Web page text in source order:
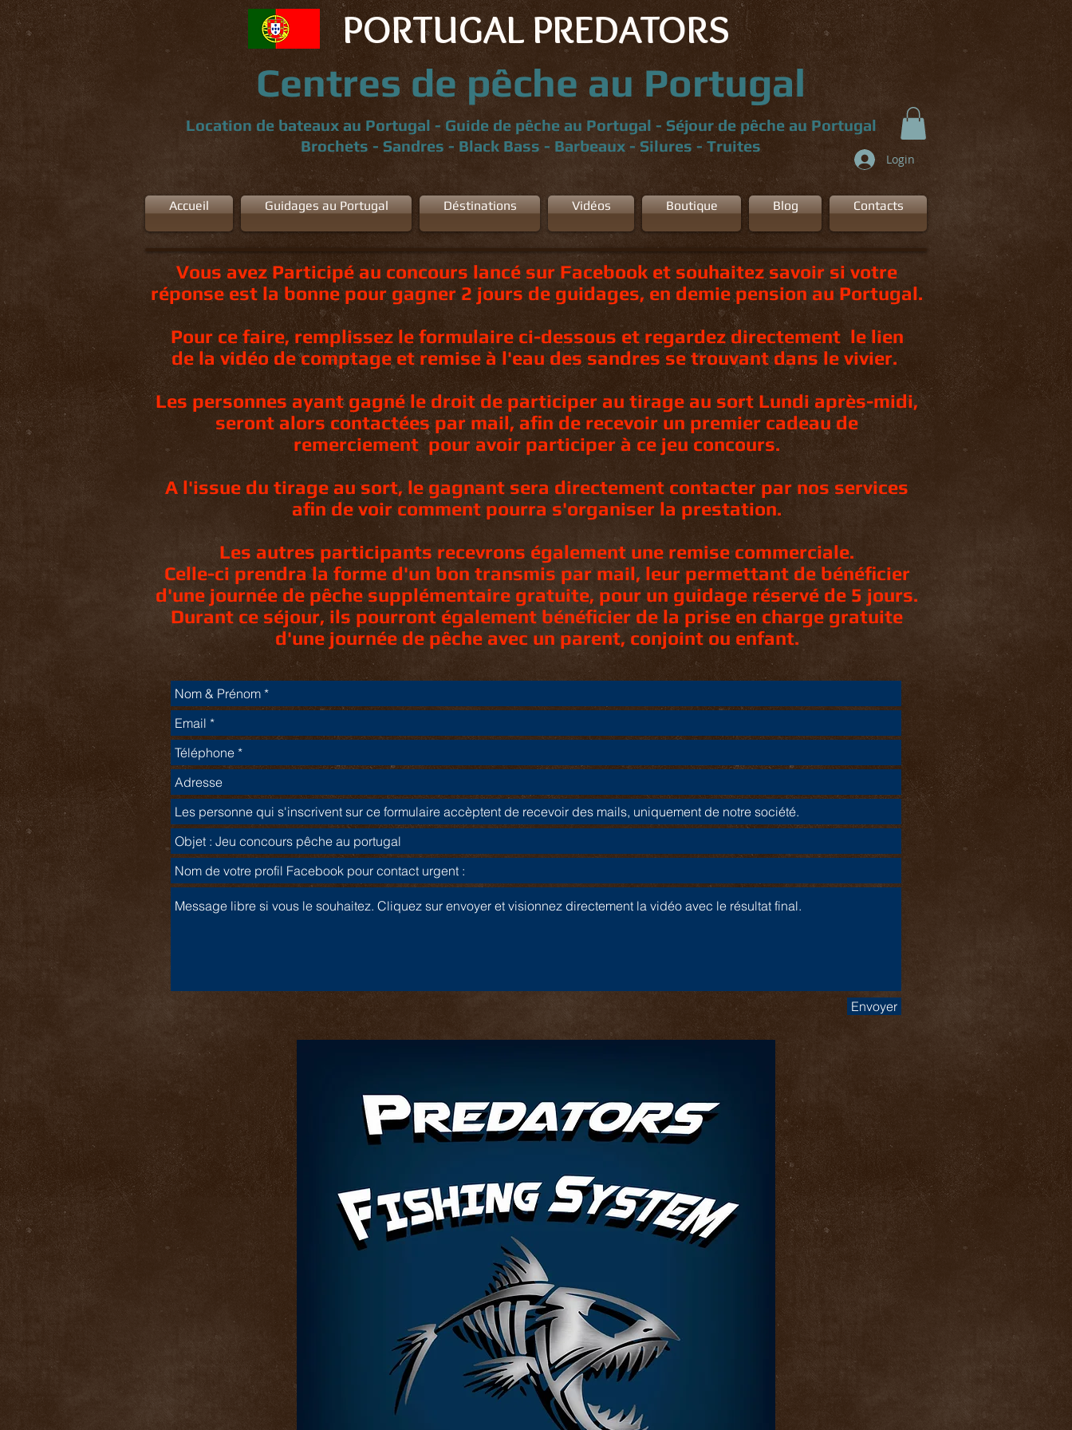
PORTUGAL PREDATORS
Centres de pêche au Portugal
Location de bateaux au Portugal - Guide de pêche au Portugal - Séjour de pêche au Portugal
Brochets - Sandres - Black Bass - Barbeaux - Silures - Truites
Login
Accueil Guidages au Portugal Déstinations Vidéos Boutique Blog Contacts
Vous avez Participé au concours lancé sur Facebook et souhaitez savoir si votre
réponse est la bonne pour gagner 2 jours de guidages, en demie pension au Portugal.
Pour ce faire, remplissez le formulaire ci-dessous et regardez directement le lien
de la vidéo de comptage et remise à l'eau des sandres se trouvant dans le vivier.
Les personnes ayant gagné le droit de participer au tirage au sort Lundi après-midi,
seront alors contactées par mail, afin de recevoir un premier cadeau de
remerciement pour avoir participer à ce jeu concours.
A l'issue du tirage au sort, le gagnant sera directement contacter par nos services
afin de voir comment pourra s'organiser la prestation.
Les autres participants recevrons également une remise commerciale.
Celle-ci prendra la forme d'un bon transmis par mail, leur permettant de bénéficier
d'une journée de pêche supplémentaire gratuite, pour un guidage réservé de 5 jours.
Durant ce séjour, ils pourront également bénéficier de la prise en charge gratuite
d'une journée de pêche avec un parent, conjoint ou enfant.
Envoyer